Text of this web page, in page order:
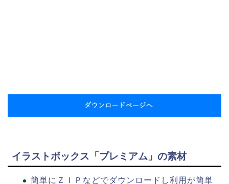
イラストボックス「プレミアム」の素材
簡単にＺＩＰなどでダウンロードし利用が簡単